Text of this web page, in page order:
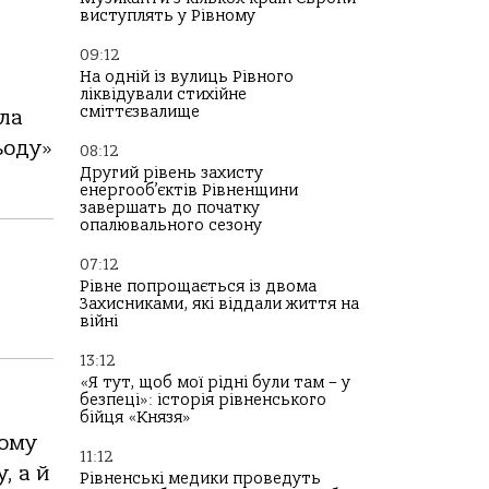
а й
виступлять у Рівному
09:12
На одній із вулиць Рівного
ліквідували стихійне
сміттєзвалище
08:12
Другий рівень захисту
енергооб’єктів Рівненщини
завершать до початку
опалювального сезону
07:12
Рівне попрощається із двома
Захисниками, які віддали життя на
війні
13:12
«Я тут, щоб мої рідні були там – у
безпеці»: історія рівненського
бійця «Князя»
11:12
Рівненські медики проведуть